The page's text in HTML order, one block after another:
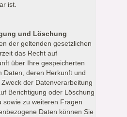
ist.
und Löschung
der geltenden gesetzlichen
das Recht auf
über Ihre gespeicherten
Daten, deren Herkunft und
Zweck der Datenverarbeitung
Berichtigung oder Löschung
sowie zu weiteren Fragen
Daten können Sie